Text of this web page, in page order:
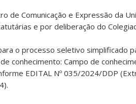
de Comunicação e Expressão da
e por deliberação do
o processo seletivo simplificado
conhecimento: Campo de
EDITAL Nº 035/2024/DDP